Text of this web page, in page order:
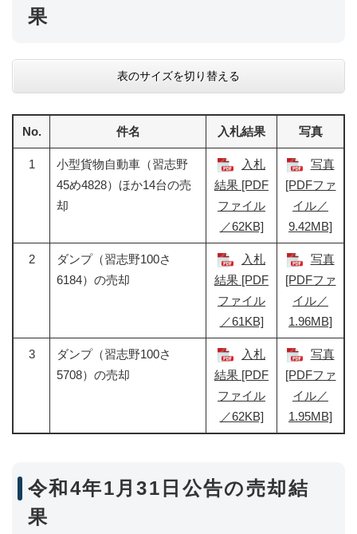
果
表のサイズを切り替える
No. 件名 入札結果 写真
1
小型貨物自動車（習志野
45め4828）ほか14台の売
却
入札
結果 [PDF
ファイル
／62KB]
写真
[PDFファ
イル／
9.42MB]
2
ダンプ（習志野100さ
6184）の売却
入札
結果 [PDF
ファイル
／61KB]
写真
[PDFファ
イル／
1.96MB]
3
ダンプ（習志野100さ
5708）の売却
入札
結果 [PDF
ファイル
／62KB]
写真
[PDFファ
イル／
1.95MB]
令和4年1月31日公告の売却結
果